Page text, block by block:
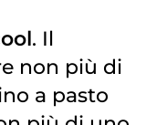
. Il
non più di
a pasto